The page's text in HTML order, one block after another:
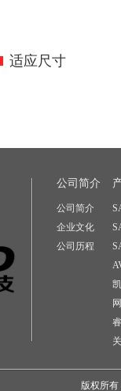
适应尺寸
公司简介
公司简介
企业文化
公司历程
版权所